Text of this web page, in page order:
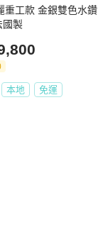
重工款 金銀雙色水鑽
國製
本地 免運